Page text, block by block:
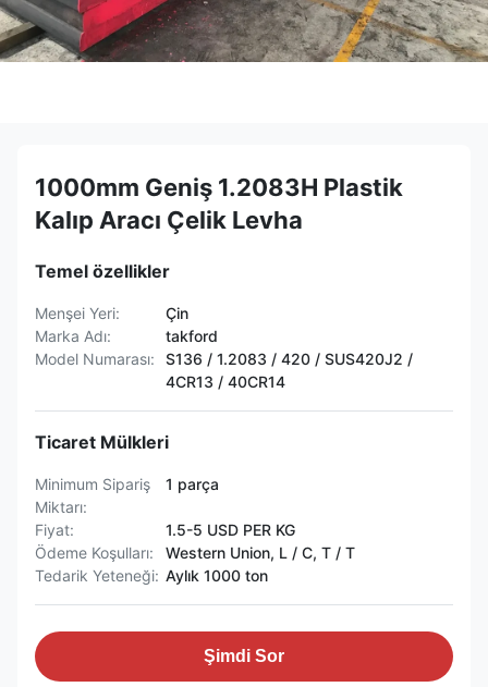
1000mm Geniş 1.2083H Plastik
Kalıp Aracı Çelik Levha
Temel özellikler
Menşei Yeri:
Çin
Marka Adı:
takford
Model Numarası:
S136 / 1.2083 / 420 / SUS420J2 /
4CR13 / 40CR14
Ticaret Mülkleri
Minimum Sipariş
Miktarı:
1 parça
Fiyat:
1.5-5 USD PER KG
Ödeme Koşulları:
Western Union, L / C, T / T
Tedarik Yeteneği: Aylık 1000 ton
Şimdi Sor